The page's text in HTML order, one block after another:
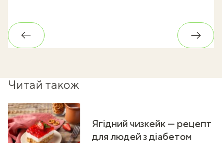
Назад
Читай також
Ягідний чизкейк — рецепт
для людей з діабетом